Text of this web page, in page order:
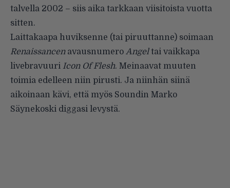
talvella 2002 – siis aika tarkkaan viisitoista vuotta
sitten.
Laittakaapa huviksenne (tai piruuttanne) soimaan
Renaissancenavausnumero Angeltai vaikkapa
livebravuuri Icon Of Flesh. Meinaavat muuten
toimia edelleen niin pirusti. Ja niinhän siinä
aikoinaan kävi, että myös Soundin Marko
Säynekoski diggasi levystä.